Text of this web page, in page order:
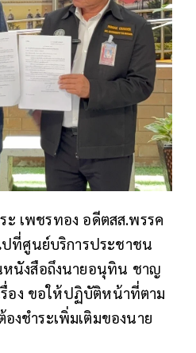
ะ เพชรทอง อดีตสส.พรรค
ที่ศูนย์บริการประชาชน
หนังสือถึงนายอนุทิน ชาญ
รื่อง ขอให้ปฏิบัติหน้าที่ตาม
งชำระเพิ่มเติมของนาย